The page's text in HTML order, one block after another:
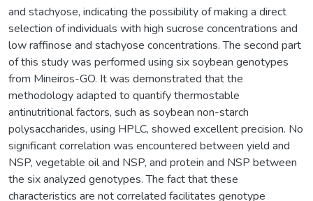
and stachyose, indicating the possibility of making a direct
selection of individuals with high sucrose concentrations and
low raffinose and stachyose concentrations. The second part
of this study was performed using six soybean genotypes
from Mineiros-GO. It was demonstrated that the
methodology adapted to quantify thermostable
antinutritional factors, such as soybean non-starch
polysaccharides, using HPLC, showed excellent precision. No
significant correlation was encountered between yield and
NSP, vegetable oil and NSP, and protein and NSP between
the six analyzed genotypes. The fact that these
characteristics are not correlated facilitates genotype